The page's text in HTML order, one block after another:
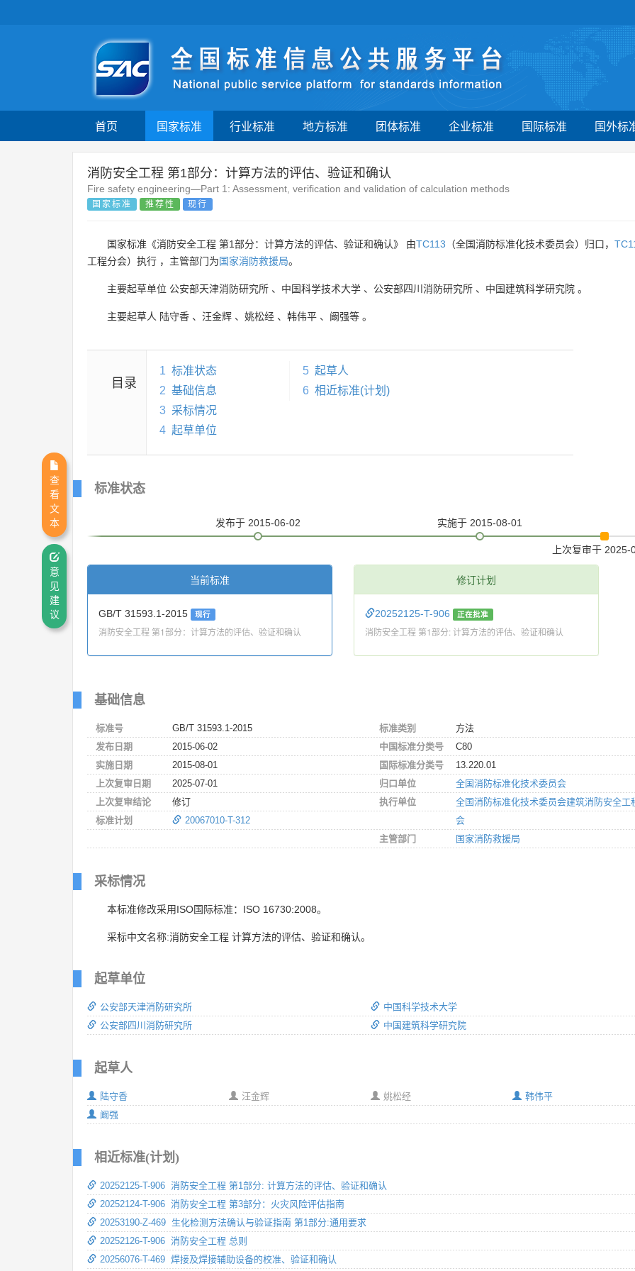
首页 国家标准 行业标准 地方标准 团体标准 企业标准 国际标准 国外标
消防安全工程 第1部分：计算方法的评估、验证和确认
Fire safety engineering—Part 1: Assessment, verification and validation of calculation methods
国家标准 推荐性 现行
国家标准《消防安全工程 第1部分：计算方法的评估、验证和确认》 由TC113 （全国消防标准化技术委员会）归口，
工程分会）执行 ，主管部门为国家消防救援局。
主要起草单位 公安部天津消防研究所 、 中国科学技术大学 、 公安部四川消防研究所 、 中国建筑科学研究院 。
主要起草人 陆守香 、 汪金辉 、 姚松经 、 韩伟平 、 阚强等 。
目录
1 标准状态
2 基础信息
3 采标情况
4 起草单位
5 起草人
6 相近标准(计划)
标准状态
发布于 2015-06-02 实施于 2015-08-01
上次复审于 2025-
当前标准
GB/T 31593.1-2015 现行
消防安全工程 第1部分：计算方法的评估、验证和确认
修订计划
20252125-T-906 正在批准
消防安全工程 第1部分: 计算方法的评估、验证和确认
基础信息
标准号
GB/T 31593.1-2015
发布日期
2015-06-02
实施日期
2015-08-01
上次复审日期
2025-07-01
上次复审结论
修订
标准计划
20067010-T-312
标准类别
方法
中国标准分类号
C80
国际标准分类号
13.220.01
归口单位
全国消防标准化技术委员会
执行单位
全国消防标准化技术委员会建筑消防安全工
会
主管部门
国家消防救援局
采标情况
本标准修改采用ISO国际标准：ISO 16730:2008。
采标中文名称:消防安全工程 计算方法的评估、验证和确认。
起草单位
公安部天津消防研究所
公安部四川消防研究所
中国科学技术大学
中国建筑科学研究院
起草人
陆守香
汪金辉
阚强
姚松经 韩伟平
相近标准(计划)
20252125-T-906 消防安全工程 第1部分: 计算方法的评估、验证和确认
20252124-T-906 消防安全工程 第3部分：火灾风险评估指南
20253190-Z-469 生化检测方法确认与验证指南 第1部分:通用要求
20252126-T-906 消防安全工程 总则
20256076-T-469 焊接及焊接辅助设备的校准、验证和确认
查
看
文
本
意
见
建
议